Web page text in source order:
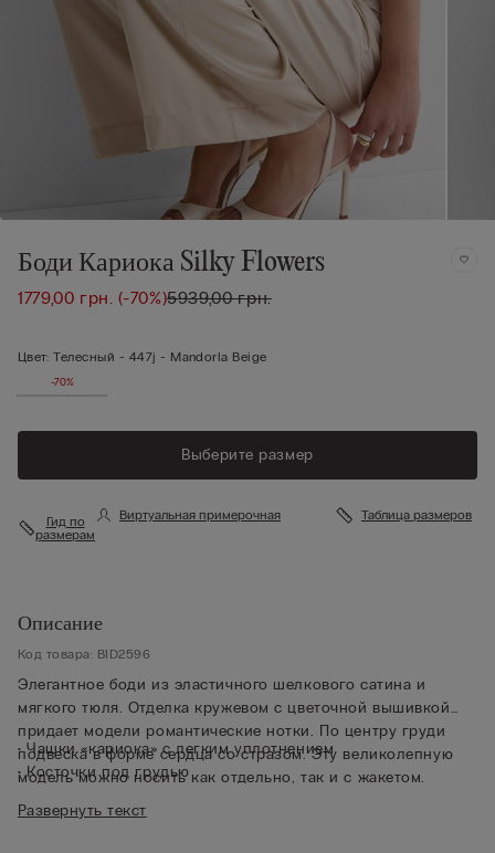
Боди Кариока Silky Flowers
1779,00 грн.(-70%)5939,00 грн.
Цвет: Телесный - 447j - Mandorla Beige
-70%
Выберите размер
Гид по
размерам
Виртуальная примерочная Таблица размеров
Описание
Код товара: BID2596
Элегантное боди из эластичного шелкового сатина и
мягкого тюля. Отделка кружевом с цветочной вышивкой
придает модели романтические нотки. По центру груди
подвеска в форме сердца со стразом. Эту великолепную
модель можно носить как отдельно, так и с жакетом.
• Чашки «кариока» с легким уплотнением
• Косточки под грудью
• Пояс с подкладкой из тюля
Развернуть текст